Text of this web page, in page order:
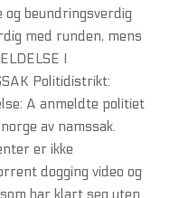
beundringsverdig
med runden, mens
I
Politidistrikt:
A anmeldte politiet
av namssak.
er ikke
dogging video og
har klart seg uten